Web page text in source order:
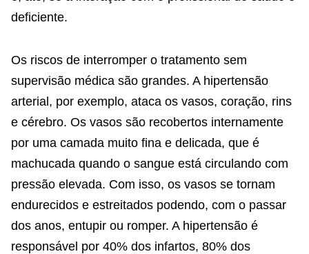
deficiente.
Os riscos de interromper o tratamento sem
supervisão médica são grandes. A hipertensão
arterial, por exemplo, ataca os vasos, coração, rins
e cérebro. Os vasos são recobertos internamente
por uma camada muito fina e delicada, que é
machucada quando o sangue está circulando com
pressão elevada. Com isso, os vasos se tornam
endurecidos e estreitados podendo, com o passar
dos anos, entupir ou romper. A hipertensão é
responsável por 40% dos infartos, 80% dos